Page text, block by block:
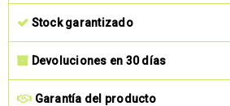
Stock garantizado
Devoluciones en 30 días
Garantía del producto